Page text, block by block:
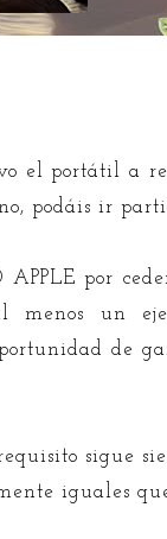
el portátil a
podáis ir
APPLE por
menos un
de
sigue
iguales